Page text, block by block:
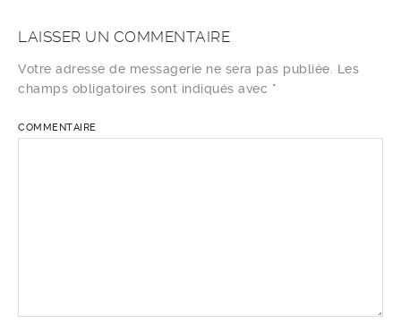
LAISSER UN COMMENTAIRE
Votre adresse de messagerie ne sera pas publiée.
Les
champs obligatoires sont indiqués avec *
COMMENTAIRE